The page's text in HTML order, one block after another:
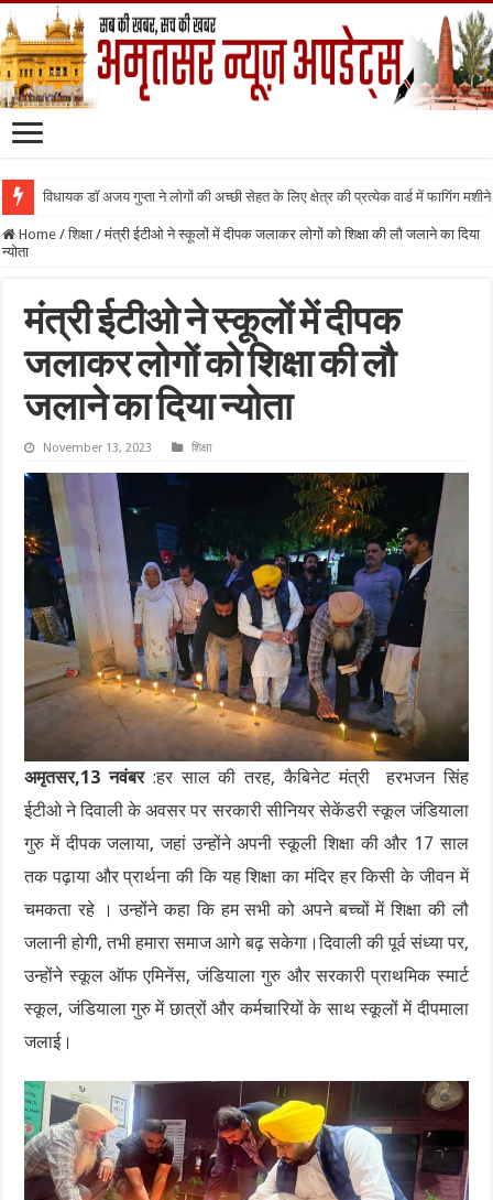
विधायक डॉ अजय गुप्ता ने लोगों की अच्छी सेहत के लिए क्षेत्र की प्रत्येक वार्ड में फागिंग मशीने
Home / शिक्षा / मंत्री ईटीओ ने स्कूलों में दीपक जलाकर लोगों को शिक्षा की लौ जलाने का दिया
न्योता
मंत्री ईटीओ ने स्कूलों में दीपक
जलाकर लोगों को शिक्षा की लौ
जलाने का दिया न्योता
November 13, 2023 शिक्षा
अमृतसर,13 नवंबर :हर साल की तरह, कैबिनेट मंत्री हरभजन सिंह
ईटीओ ने दिवाली के अवसर पर सरकारी सीनियर सेकेंडरी स्कूल जंडियाला
गुरु में दीपक जलाया, जहां उन्होंने अपनी स्कूली शिक्षा की और 17 साल
तक पढ़ाया और प्रार्थना की कि यह शिक्षा का मंदिर हर किसी के जीवन में
चमकता रहे । उन्होंने कहा कि हम सभी को अपने बच्चों में शिक्षा की लौ
जलानी होगी, तभी हमारा समाज आगे बढ़ सकेगा।दिवाली की पूर्व संध्या पर,
उन्होंने स्कूल ऑफ एमिनेंस, जंडियाला गुरु और सरकारी प्राथमिक स्मार्ट
स्कूल, जंडियाला गुरु में छात्रों और कर्मचारियों के साथ स्कूलों में दीपमाला
जलाई।